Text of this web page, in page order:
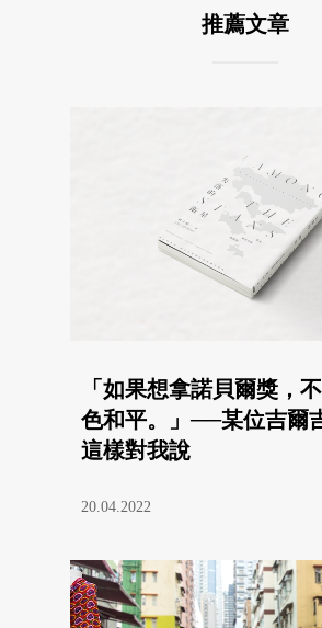
推薦文章
「如果想拿諾貝爾獎，
色和平。」──某位吉爾
這樣對我說
20.04.2022